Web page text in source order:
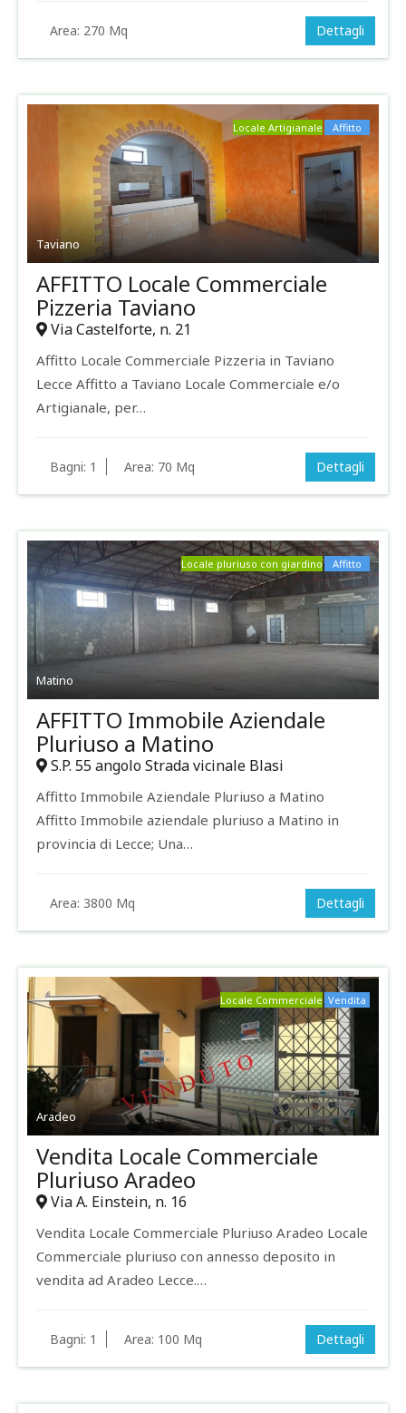
Area: 270 Mq Dettagli
Taviano
Affitto
Locale Artigianale
AFFITTO Locale Commerciale
Pizzeria Taviano
Via Castelforte, n. 21
Affitto Locale Commerciale Pizzeria in Taviano
Lecce Affitto a Taviano Locale Commerciale e/o
Artigianale, per…
Bagni: 1 Area: 70 Mq Dettagli
Matino
Affitto
Locale pluriuso con giardino
AFFITTO Immobile Aziendale
Pluriuso a Matino
S.P. 55 angolo Strada vicinale Blasi
Affitto Immobile Aziendale Pluriuso a Matino
Affitto Immobile aziendale pluriuso a Matino in
provincia di Lecce; Una…
Area: 3800 Mq Dettagli
Aradeo
Vendita
Locale Commerciale
Vendita Locale Commerciale
Pluriuso Aradeo
Via A. Einstein, n. 16
Vendita Locale Commerciale Pluriuso Aradeo Locale
Commerciale pluriuso con annesso deposito in
vendita ad Aradeo Lecce.…
Bagni: 1 Area: 100 Mq Dettagli